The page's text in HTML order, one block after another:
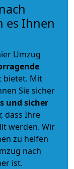
es Ihnen
Umzug
bietet. Mit
Sie sicher
und sicher
dass Ihre
werden. Wir
zu helfen
nach
ist.